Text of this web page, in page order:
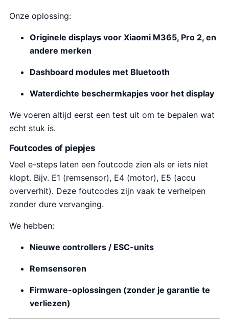
Onze oplossing:
Originele displays voor Xiaomi M365, Pro 2, en
andere merken
Dashboard modules met Bluetooth
Waterdichte beschermkapjes voor het display
We voeren altijd eerst een test uit om te bepalen wat
echt stuk is.
Foutcodes of piepjes
Veel e-steps laten een foutcode zien als er iets niet
klopt. Bijv. E1 (remsensor), E4 (motor), E5 (accu
oververhit). Deze foutcodes zijn vaak te verhelpen
zonder dure vervanging.
We hebben:
Nieuwe controllers / ESC-units
Remsensoren
Firmware-oplossingen (zonder je garantie te
verliezen)